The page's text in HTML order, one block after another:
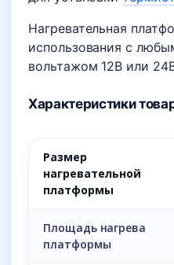
Нагревательная
использования с
вольтажом 12В или
Характеристики
Размер
нагревательной
платформы
Площадь нагрева
платформы